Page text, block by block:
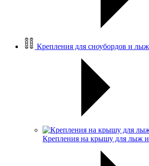
Крепления для сноубордов и лыж
Крепления на крышу для лыж и